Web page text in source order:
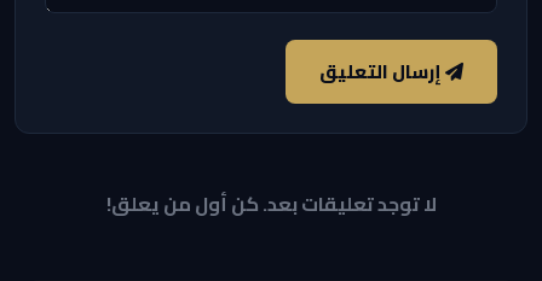
إرسال التعليق
لا توجد تعليقات بعد. كن أول من يعلق!